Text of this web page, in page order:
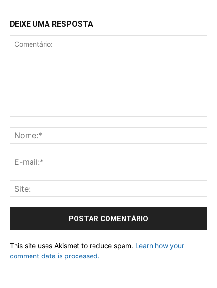
DEIXE UMA RESPOSTA
This site uses Akismet to reduce spam. Learn how your
comment data is processed.